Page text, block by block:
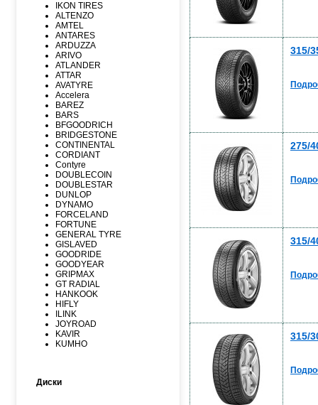
IKON TIRES
ALTENZO
AMTEL
ANTARES
ARDUZZA
ARIVO
ATLANDER
ATTAR
AVATYRE
Accelera
BAREZ
BARS
BFGOODRICH
BRIDGESTONE
CONTINENTAL
CORDIANT
Contyre
DOUBLECOIN
DOUBLESTAR
DUNLOP
DYNAMO
FORCELAND
FORTUNE
GENERAL TYRE
GISLAVED
GOODRIDE
GOODYEAR
GRIPMAX
GT RADIAL
HANKOOK
HIFLY
ILINK
JOYROAD
KAVIR
KUMHO
LEAO
Диски
315/
275/
315/
315/